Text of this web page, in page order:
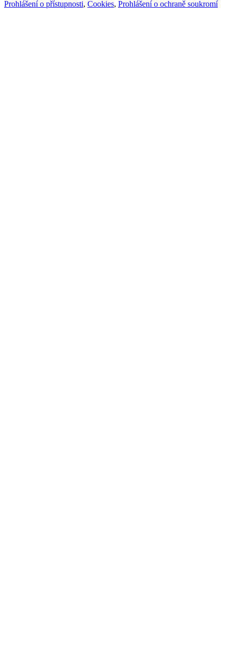
Prohlášení o přístupnosti, Cookies, Prohlášení o ochraně soukromí